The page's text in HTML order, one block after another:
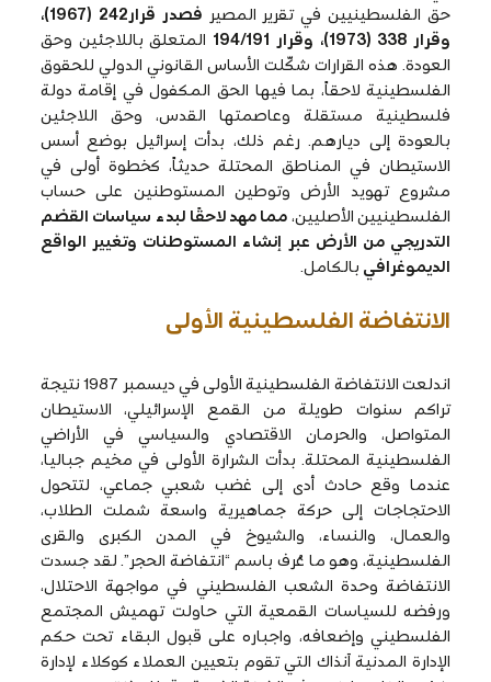
حق الفلسطينيين في تقرير المصير
فصدر قرار242 (1967)،
وقرار 338 (1973)، وقرار 194/191
المتعلق باللاجئين وحق
العودة. هذه القرارات شكّلت الأساس القانوني الدولي للحقوق
الفلسطينية لاحقاً، بما فيها الحق المكفول في إقامة دولة
فلسطينية مستقلة وعاصمتها القدس، وحق اللاجئين
بالعودة إلى ديارهم. رغم ذلك، بدأت إسرائيل بوضع أسس
الاستيطان في المناطق المحتلة حديثاً، كخطوة أولى في
مشروع تهويد الأرض وتوطين المستوطنين على حساب
الفلسطينيين الأصليين، مما مهد لاحقًا لبدء سياسات القضم
التدريجي من الأرض عبر إنشاء المستوطنات وتغيير الواقع
الديموغرافي بالكامل.
الانتفاضة الفلسطينية الأولى
اندلعت الانتفاضة الفلسطينية الأولى في ديسمبر 1987 نتيجة
تراكم سنوات طويلة من القمع الإسرائيلي، الاستيطان
المتواصل، والحرمان الاقتصادي والسياسي في الأراضي
الفلسطينية المحتلة. بدأت الشرارة الأولى في مخيم جباليا،
عندما وقع حادث أدى إلى غضب شعبي جماعي، لتتحول
الاحتجاجات إلى حركة جماهيرية واسعة شملت الطلاب،
والعمال، والنساء، والشيوخ في المدن الكبرى والقرى
الفلسطينية، وهو ما عُرف باسم “انتفاضة الحجر”. لقد جسدت
الانتفاضة وحدة الشعب الفلسطيني في مواجهة الاحتلال،
ورفضه للسياسات القمعية التي حاولت تهميش المجتمع
الفلسطيني وإضعافه، واجباره على قبول البقاء تحت حكم
الإدارة المدنية آنذاك التي تقوم بتعيين العملاء كوكلاء لإدارة